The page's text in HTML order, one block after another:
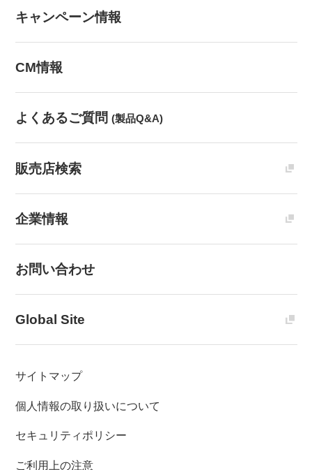
キャンペーン情報
CM情報
よくあるご質問 (製品Q&A)
販売店検索
企業情報
お問い合わせ
Global Site
サイトマップ
個人情報の取り扱いについて
セキュリティポリシー
ご利用上の注意